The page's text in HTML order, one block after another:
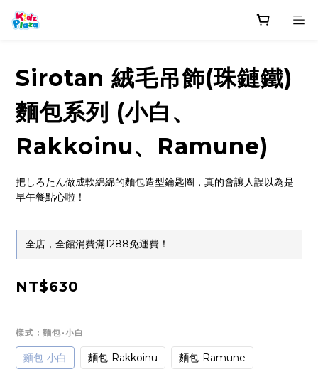
Sirotan 絨毛吊飾(珠鏈鐵)
麵包系列 (小白、
Rakkoinu、Ramune)
把しろたん做成軟綿綿的麵包造型鑰匙圈，真的會讓人誤以為是
早午餐點心啦！
全店，全館消費滿1288免運費！
NT$630
樣式 : 麵包-小白
麵包-小白 麵包-Rakkoinu 麵包-Ramune